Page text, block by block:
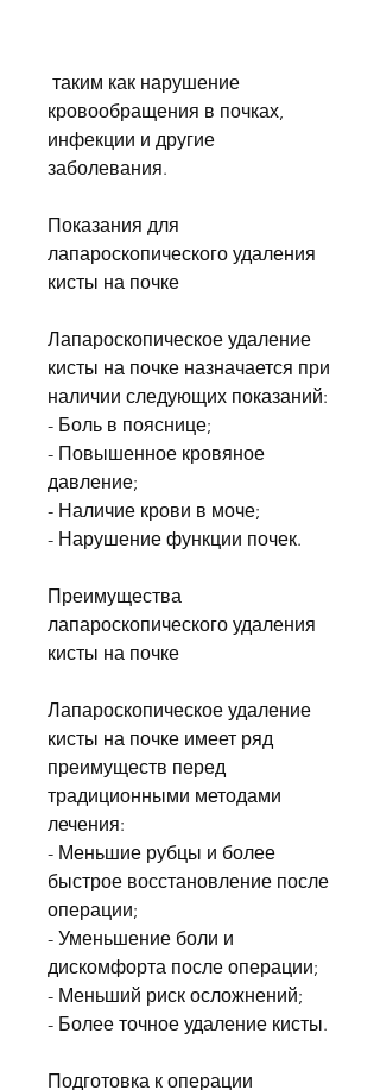
кровообращения в почках,
инфекции и другие
заболевания.
Показания для
лапароскопического удаления
кисты на почке
Лапароскопическое удаление
кисты на почке назначается при
наличии следующих показаний:
- Боль в пояснице;
- Повышенное кровяное
давление;
- Наличие крови в моче;
- Нарушение функции почек.
Преимущества
лапароскопического удаления
кисты на почке
Лапароскопическое удаление
кисты на почке имеет ряд
преимуществ перед
традиционными методами
лечения:
- Меньшие рубцы и более
быстрое восстановление после
операции;
- Уменьшение боли и
дискомфорта после операции;
- Меньший риск осложнений;
- Более точное удаление кисты.
Подготовка к операции